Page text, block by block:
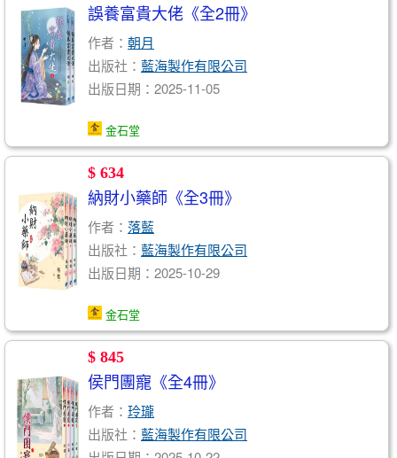
誤養富貴大佬《全2冊》
作者： 朝月
出版社： 藍海製作有限公司
出版日期：2025-11-05
金石堂
$ 634
納財小藥師《全3冊》
作者： 落藍
出版社： 藍海製作有限公司
出版日期：2025-10-29
金石堂
$ 845
侯門團寵《全4冊》
作者： 玲瓏
出版社： 藍海製作有限公司